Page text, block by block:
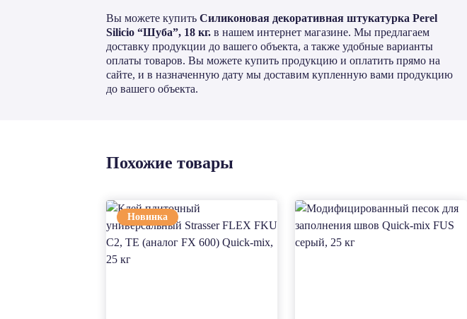
Вы можете купить Силиконовая декоративная штукатурка Perel
Silicio “Шуба”, 18 кг. в нашем интернет магазине. Мы предлагаем
доставку продукции до вашего объекта, а также удобные варианты
оплаты товаров. Вы можете купить продукцию и оплатить прямо на
сайте, и в назначенную дату мы доставим купленную вами продукцию
до вашего объекта.
Похожие товары
Новинка